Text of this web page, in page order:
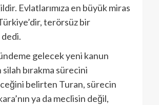
Evlatlarımıza en büyük miras
terörsüz bir
dedi.
gelecek yeni kanun
silah bırakma sürecini
belirten Turan, sürecin
ya da meclisin değil,